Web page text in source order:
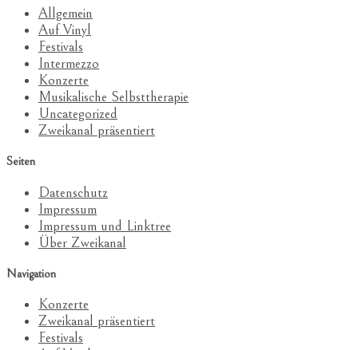
Allgemein
Auf Vinyl
Festivals
Intermezzo
Konzerte
Musikalische Selbsttherapie
Uncategorized
Zweikanal präsentiert
Seiten
Datenschutz
Impressum
Impressum und Linktree
Über Zweikanal
Navigation
Konzerte
Zweikanal präsentiert
Festivals